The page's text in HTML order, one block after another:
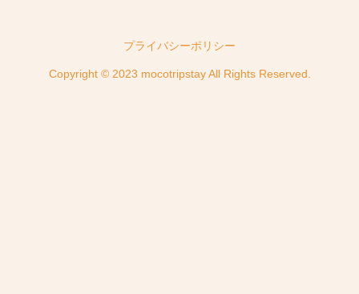
プライバシーポリシー
Copyright © 2023 mocotripstay All Rights Reserved.